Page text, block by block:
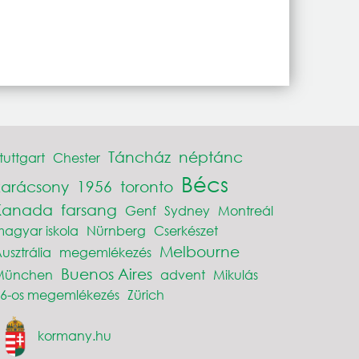
Chester Táncház néptánc
1956 toronto Bécs
farsang Genf Sydney Montreál
iskola Nürnberg Cserkészet
megemlékezés Melbourne
Buenos Aires advent Mikulás
os megemlékezés Zürich
kormany.hu